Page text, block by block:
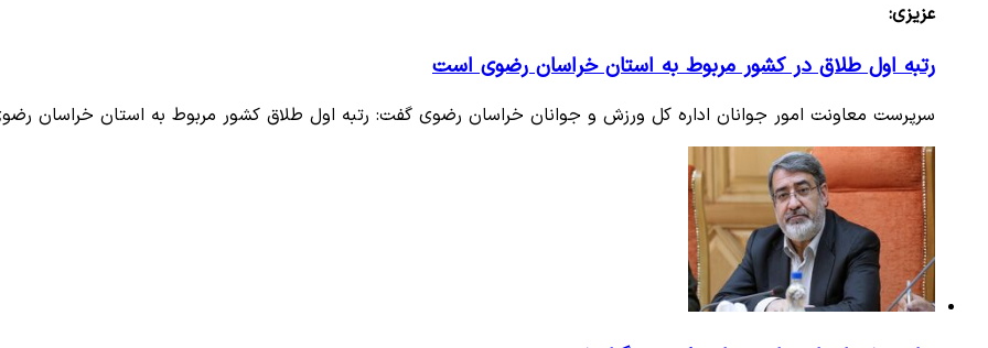
عزیزی:
رتبه اول طلاق در کشور مربوط به استان خراسان رضوی است
سرپرست معاونت امور جوانان اداره کل ورزش و جوانان خراسان رضوی گفت: رتبه اول طلاق کشور مربوط به استان خراسان